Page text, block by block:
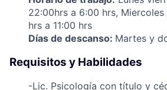
22:00hrs a 6:00 hrs,
hrs a 11:00 hrs
Días de descanso: Martes y
Requisitos y Habilidades
-Lic. Psicología con título y